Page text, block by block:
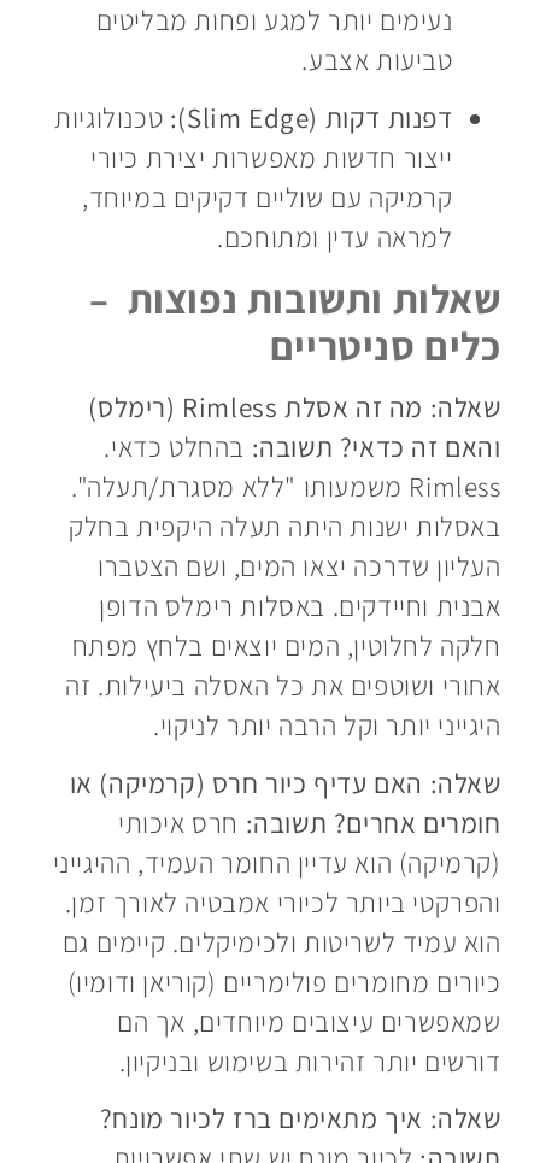
נעימים יותר למגע ופחות מבליטים
טביעות אצבע.
דפנות דקות (Slim Edge):
טכנולוגיות
ייצור חדשות מאפשרות יצירת כיורי
קרמיקה עם שוליים דקיקים במיוחד,
למראה עדין ומתוחכם.
שאלות ותשובות נפוצות –
כלים סניטריים
שאלה: מה זה אסלת Rimless (רימלס)
והאם זה כדאי? תשובה: בהחלט כדאי.
Rimless משמעותו "ללא מסגרת/תעלה".
באסלות ישנות היתה תעלה היקפית בחלק
העליון שדרכה יצאו המים, ושם הצטברו
אבנית וחיידקים. באסלות רימלס הדופן
חלקה לחלוטין, המים יוצאים בלחץ מפתח
אחורי ושוטפים את כל האסלה ביעילות. זה
היגייני יותר וקל הרבה יותר לניקוי.
שאלה: האם עדיף כיור חרס (קרמיקה) או
חומרים אחרים? תשובה: חרס איכותי
(קרמיקה) הוא עדיין החומר העמיד, ההיגייני
והפרקטי ביותר לכיורי אמבטיה לאורך זמן.
הוא עמיד לשריטות ולכימיקלים. קיימים גם
כיורים מחומרים פולימריים (קוריאן ודומיו)
שמאפשרים עיצובים מיוחדים, אך הם
דורשים יותר זהירות בשימוש ובניקיון.
שאלה: איך מתאימים ברז לכיור מונח?